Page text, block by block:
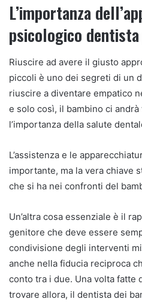
L’importanza
psicologico
Riuscire ad avere il giusto
piccoli è uno dei segreti di un
riuscire a diventare empatico
e solo così, il bambino ci
l’importanza della salute
L’assistenza e le
importante, ma la vera chiave
che si ha nei confronti del
Un’altra cosa essenziale è il
genitore che deve essere
condivisione degli interventi
anche nella fiducia reciproca
conto tra i due. Una volta fatte
trovare allora, il dentista dei